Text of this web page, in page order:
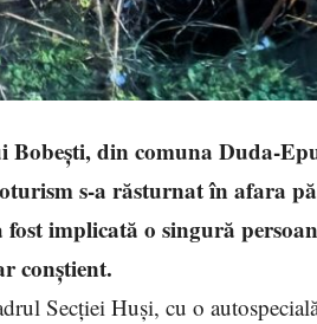
din comuna Duda-
s-a răsturnat în afara
implicată o singură
conștient.
Secției Huși, cu o